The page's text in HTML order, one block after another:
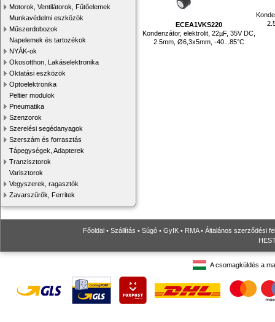
Motorok, Ventilátorok, Fűtőelemek
Munkavédelmi eszközök
Műszerdobozok
Napelemek és tartozékok
NYÁK-ok
Okosotthon, Lakáselektronika
Oktatási eszközök
Optoelektronika
Peltier modulok
Pneumatika
Szenzorok
Szerelési segédanyagok
Szerszám és forrasztás
Tápegységek, Adapterek
Tranzisztorok
Varisztorok
Vegyszerek, ragasztók
Zavarszűrők, Ferritek
ECEA1VKS220
Kondenzátor, elektrolit, 22µF, 35V DC,
2.5mm, Ø6,3x5mm, -40...85°C
Főoldal • Szállítás • Súgó • GyIK • RMA• Általános szerződési
A csomagküldés a